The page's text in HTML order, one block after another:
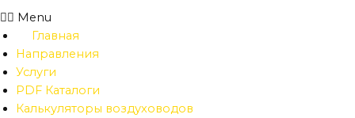
Menu
Главная
Направления
Услуги
PDF Каталоги
Калькуляторы воздуховодов